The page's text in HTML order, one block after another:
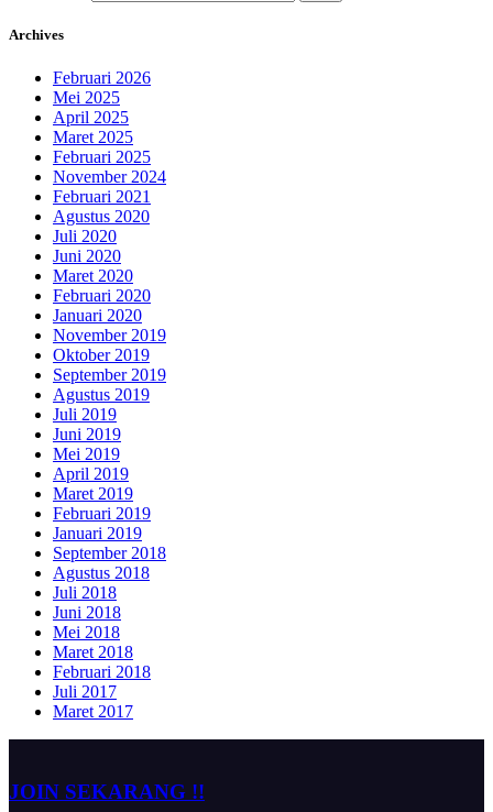
Archives
Februari 2026
Mei 2025
April 2025
Maret 2025
Februari 2025
November 2024
Februari 2021
Agustus 2020
Juli 2020
Juni 2020
Maret 2020
Februari 2020
Januari 2020
November 2019
Oktober 2019
September 2019
Agustus 2019
Juli 2019
Juni 2019
Mei 2019
April 2019
Maret 2019
Februari 2019
Januari 2019
September 2018
Agustus 2018
Juli 2018
Juni 2018
Mei 2018
Maret 2018
Februari 2018
Juli 2017
Maret 2017
JOIN SEKARANG !!